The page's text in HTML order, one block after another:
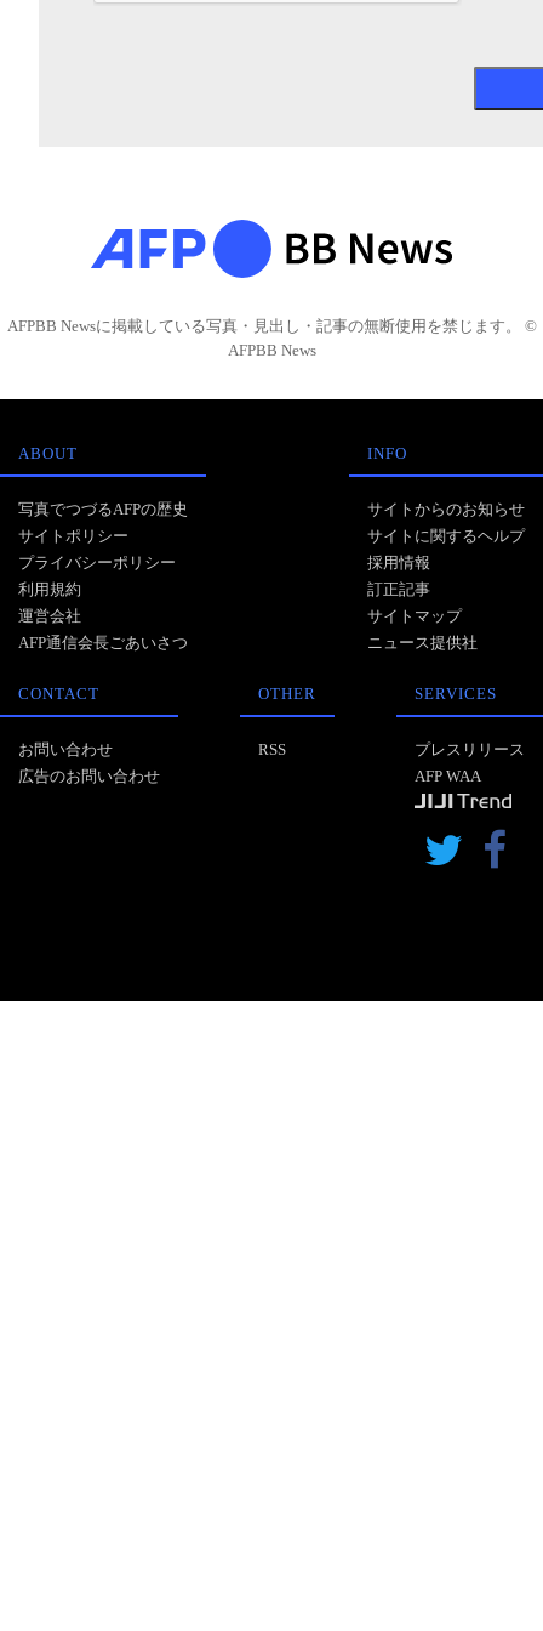
AFPBB Newsに掲載している写真・見出し・記事の無断使用を禁じます。 ©
AFPBB News
ABOUT
写真でつづるAFPの歴史
サイトポリシー
プライバシーポリシー
利用規約
運営会社
AFP通信会長ごあいさつ
INFO
サイトからのお知らせ
サイトに関するヘルプ
採用情報
訂正記事
サイトマップ
ニュース提供社
CONTACT
お問い合わせ
広告のお問い合わせ
OTHER
RSS
SERVICES
プレスリリース
AFP WAA